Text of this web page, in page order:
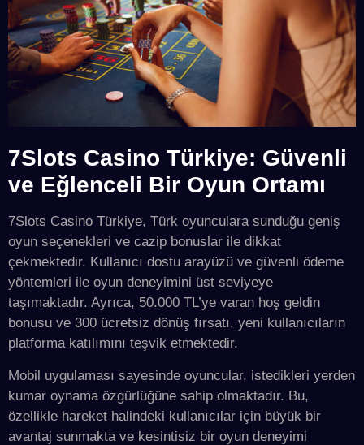
7Slots Casino Türkiye: Güvenli
ve Eğlenceli Bir Oyun Ortamı
7Slots Casino Türkiye, Türk oyunculara sunduğu geniş
oyun seçenekleri ve cazip bonuslar ile dikkat
çekmektedir. Kullanıcı dostu arayüzü ve güvenli ödeme
yöntemleri ile oyun deneyimini üst seviyeye
taşımaktadır. Ayrıca, 50.000 TL’ye varan hoş geldin
bonusu ve 300 ücretsiz dönüş fırsatı, yeni kullanıcıların
platforma katılımını teşvik etmektedir.
Mobil uygulaması sayesinde oyuncular, istedikleri yerden
kumar oynama özgürlüğüne sahip olmaktadır. Bu,
özellikle hareket halindeki kullanıcılar için büyük bir
avantaj sunmakta ve kesintisiz bir oyun deneyimi